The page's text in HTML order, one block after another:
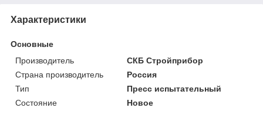
Характеристики
Основные
Производитель
СКБ Стройприбор
Страна производитель
Россия
Тип
Пресс испытательный
Состояние
Новое